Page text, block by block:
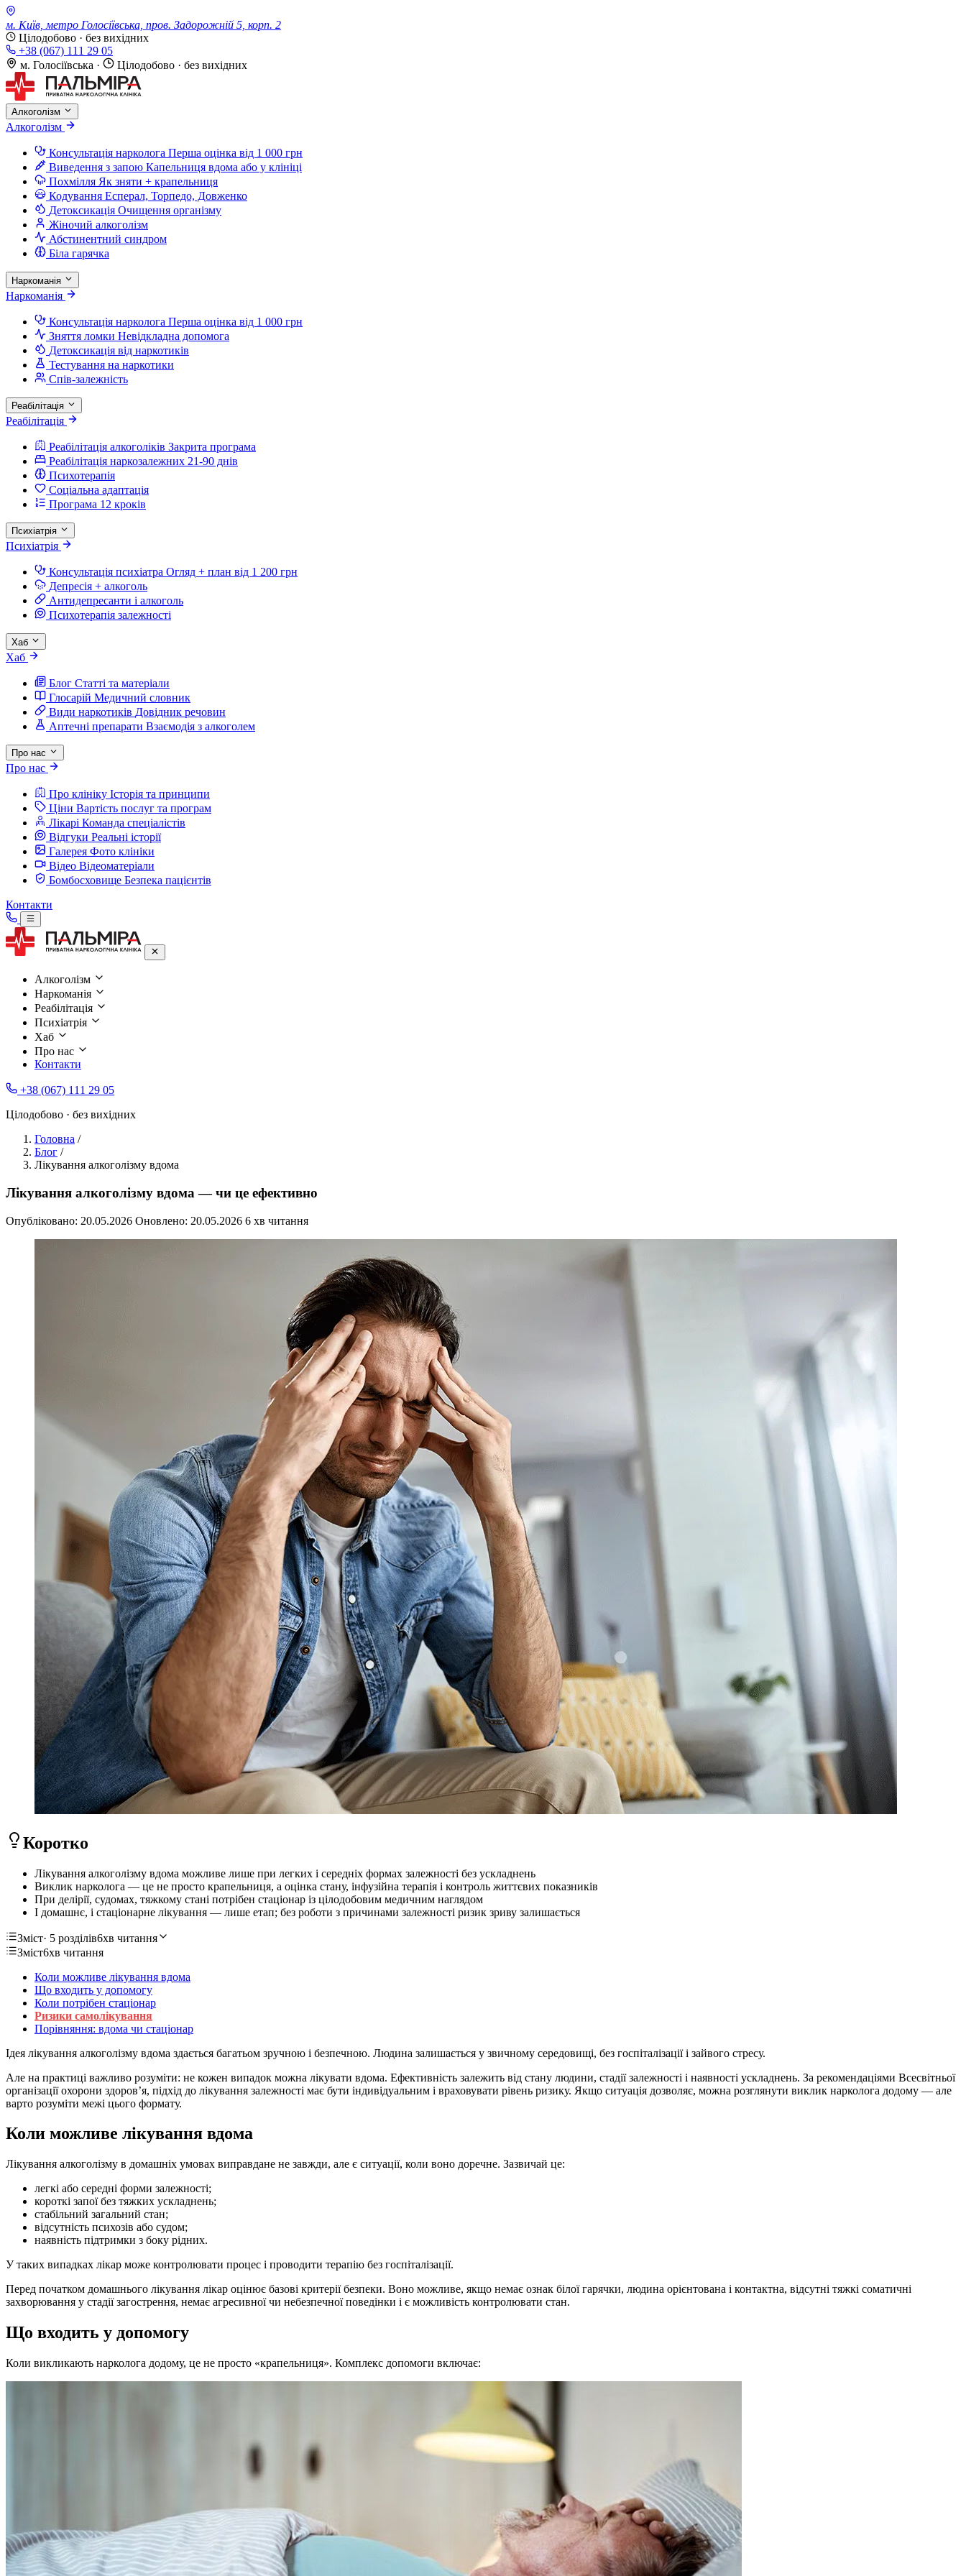
м. Київ, метро Голосіївська, пров. Задорожній 5, корп. 2
Цілодобово · без вихідних
+38 (067) 111 29 05
м. Голосіївська · Цілодобово · без вихідних
Алкоголізм
Алкоголізм
Консультація нарколога Перша оцінка від 1 000 грн
Виведення з запою Капельниця вдома або у клініці
Похмілля Як зняти + крапельниця
Кодування Есперал, Торпедо, Довженко
Детоксикація Очищення організму
Жіночий алкоголізм
Абстинентний синдром
Біла гарячка
Наркоманія
Наркоманія
Консультація нарколога Перша оцінка від 1 000 грн
Зняття ломки Невідкладна допомога
Детоксикація від наркотиків
Тестування на наркотики
Спів-залежність
Реабілітація
Реабілітація
Реабілітація алкоголіків Закрита програма
Реабілітація наркозалежних 21-90 днів
Психотерапія
Соціальна адаптація
Програма 12 кроків
Психіатрія
Психіатрія
Консультація психіатра Огляд + план від 1 200 грн
Депресія + алкоголь
Антидепресанти і алкоголь
Психотерапія залежності
Хаб
Хаб
Блог Статті та матеріали
Глосарій Медичний словник
Види наркотиків Довідник речовин
Аптечні препарати Взаємодія з алкоголем
Про нас
Про нас
Про клініку Історія та принципи
Ціни Вартість послуг та програм
Лікарі Команда спеціалістів
Відгуки Реальні історії
Галерея Фото клініки
Відео Відеоматеріали
Бомбосховище Безпека пацієнтів
Контакти
Алкоголізм
Наркоманія
Реабілітація
Психіатрія
Хаб
Про нас
Контакти
+38 (067) 111 29 05
Цілодобово · без вихідних
Головна /
Блог /
Лікування алкоголізму вдома
Лікування алкоголізму вдома — чи це ефективно
Опубліковано: 20.05.2026 Оновлено: 20.05.2026 6 хв читання
Коротко
Лікування алкоголізму вдома можливе лише при легких і середніх формах залежності без ускладнень
Виклик нарколога — це не просто крапельниця, а оцінка стану, інфузійна терапія і контроль життєвих показників
При делірії, судомах, тяжкому стані потрібен стаціонар із цілодобовим медичним наглядом
І домашнє, і стаціонарне лікування — лише етап; без роботи з причинами залежності ризик зриву залишається
Зміст· 5 розділів6хв читання
Зміст6хв читання
Коли можливе лікування вдома
Що входить у допомогу
Коли потрібен стаціонар
Ризики самолікування
Порівняння: вдома чи стаціонар
Ідея лікування алкоголізму вдома здається багатьом зручною і безпечною. Людина залишається у звичному середовищі, без госпіталізації і зайвого стресу.
Але на практиці важливо розуміти: не кожен випадок можна лікувати вдома. Ефективність залежить від стану людини, стадії залежності і наявності ускладнень. За рекомендаціями Всесвітньої
організації охорони здоров’я, підхід до лікування залежності має бути індивідуальним і враховувати рівень ризику. Якщо ситуація дозволяє, можна розглянути виклик нарколога додому — але
варто розуміти межі цього формату.
Коли можливе лікування вдома
Лікування алкоголізму в домашніх умовах виправдане не завжди, але є ситуації, коли воно доречне. Зазвичай це:
легкі або середні форми залежності;
короткі запої без тяжких ускладнень;
стабільний загальний стан;
відсутність психозів або судом;
наявність підтримки з боку рідних.
У таких випадках лікар може контролювати процес і проводити терапію без госпіталізації.
Перед початком домашнього лікування лікар оцінює базові критерії безпеки. Воно можливе, якщо немає ознак білої гарячки, людина орієнтована і контактна, відсутні тяжкі соматичні
захворювання у стадії загострення, немає агресивної чи небезпечної поведінки і є можливість контролювати стан.
Що входить у допомогу
Коли викликають нарколога додому, це не просто «крапельниця». Комплекс допомоги включає: